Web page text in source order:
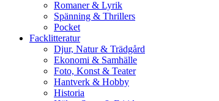
Romaner & Lyrik
Spänning & Thrillers
Pocket
Facklitteratur
Djur, Natur & Trädgård
Ekonomi & Samhälle
Foto, Konst & Teater
Hantverk & Hobby
Historia